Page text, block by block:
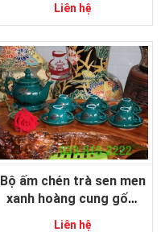
Liên hệ
Bộ ấm chén trà sen men
xanh hoàng cung gốm
Liên hệ